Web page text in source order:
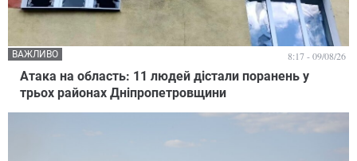
Атака на область: 11 людей дістали поранень у
трьох районах Дніпропетровщини
ВАЖЛИВО 8:17 - 09/08/26